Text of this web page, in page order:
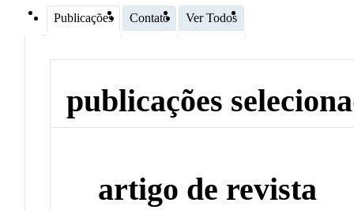
Publicações Contato Ver Todos
publicações
artigo de revista